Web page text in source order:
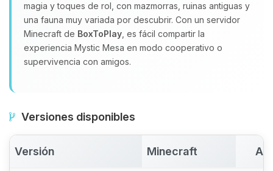
magia y toques de rol, con mazmorras, ruinas antiguas y
una fauna muy variada por descubrir. Con un servidor
Minecraft de BoxToPlay , es fácil compartir la
experiencia Mystic Mesa en modo cooperativo o
supervivencia con amigos.
Versiones disponibles
Versión Minecraft